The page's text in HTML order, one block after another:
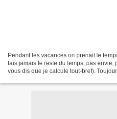
Pendant les vacances on prenait le
fais jamais le reste du temps, pas envie,
vous dis que je calcule tout-bref).